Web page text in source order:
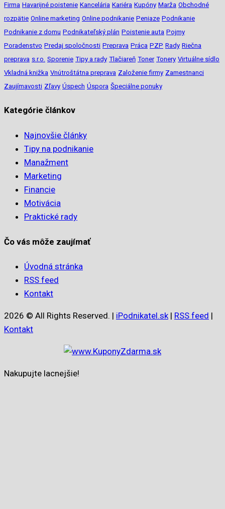
Firma Havarijné poistenie Kancelária Kariéra Kupóny Marža Obchodné
rozpätie Online marketing Online podnikanie Peniaze Podnikanie
Podnikanie z domu Podnikateľský plán Poistenie auta Pojmy
Poradenstvo Predaj spoločnosti Preprava Práca PZP Rady Riečna
preprava s.r.o. Sporenie Tipy a rady Tlačiareň Toner Tonery Virtuálne sídlo
Vkladná knižka Vnútroštátna preprava Založenie firmy Zamestnanci
Zaujímavosti Zľavy Úspech Úspora Špeciálne ponuky
Kategórie článkov
Najnovšie články
Tipy na podnikanie
Manažment
Marketing
Financie
Motivácia
Praktické rady
Čo vás môže zaujímať
Úvodná stránka
RSS feed
Kontakt
2026 © All Rights Reserved. | iPodnikatel.sk| RSS feed |
Kontakt
Nakupujte lacnejšie!